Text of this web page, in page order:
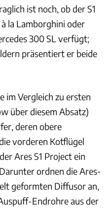
ist noch, ob der S1
la Lamborghini oder
300 SL verfügt;
präsentiert er beide
im Vergleich zu ersten
über diesem Absatz)
deren obere
vorderen Kotflügel
Ares S1 Project ein
ordnen die Ares-
geformten Diffusor an,
Endrohre aus der